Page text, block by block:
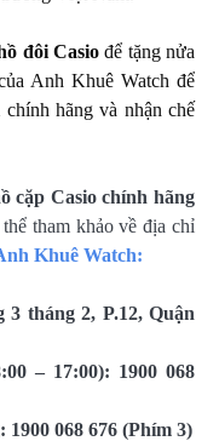
đôi Casio để tặng nửa
Anh Khuê Watch để
hãng và nhận chế
cặp Casio chính hãng
tham khảo về địa chỉ
Khuê Watch:
tháng 2, P.12, Quận
– 17:00): 1900 068
1900 068 676 (Phím 3)